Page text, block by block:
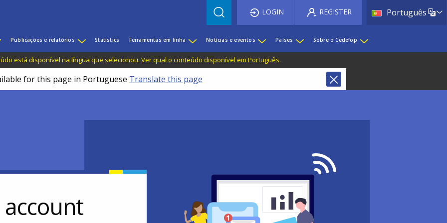
PortuguêsList
LOGIN REGISTER
Publicações e relatórios Statistics Ferramentas em linha Notícias e eventos Países Sobre o Cedefop
está disponível na língua que selecionou. Ver qual o conteúdo disponível em Português.
for this page in Portuguese Translate this page